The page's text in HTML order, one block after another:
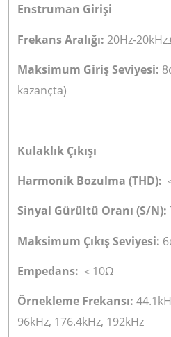
Enstruman Girişi
Frekans Aralığı: 20Hz-
Maksimum Giriş Seviyesi:
kazançta)
Kulaklık Çıkışı
Harmonik Bozulma (THD):
Sinyal Gürültü Oranı (S/N):
Maksimum Çıkış Seviyesi:
Empedans: ＜ 10Ω
Örnekleme Frekansı:
96kHz, 176.4kHz, 192kHz